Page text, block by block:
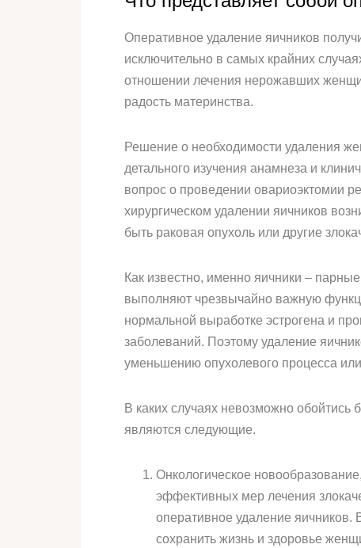
Оперативное удаление яичников
исключительно в самых крайних
отношении лечения нерожавших
радость материнства.
Решение о необходимости удаления
детального изучения анамнеза и
вопрос о проведении овариоэктомии
хирургическом удалении яичников
быть раковая опухоль или другие
Как известно, именно яичники –
выполняют чрезвычайно важную
нормальной выработке эстрогена и
заболеваний. Поэтому удаление
уменьшению опухолевого процесса
В каких случаях невозможно
являются следующие.
Онкологическое
эффективных мер лечения
оперативное удаление яичников.
сохранить жизнь и здоровье